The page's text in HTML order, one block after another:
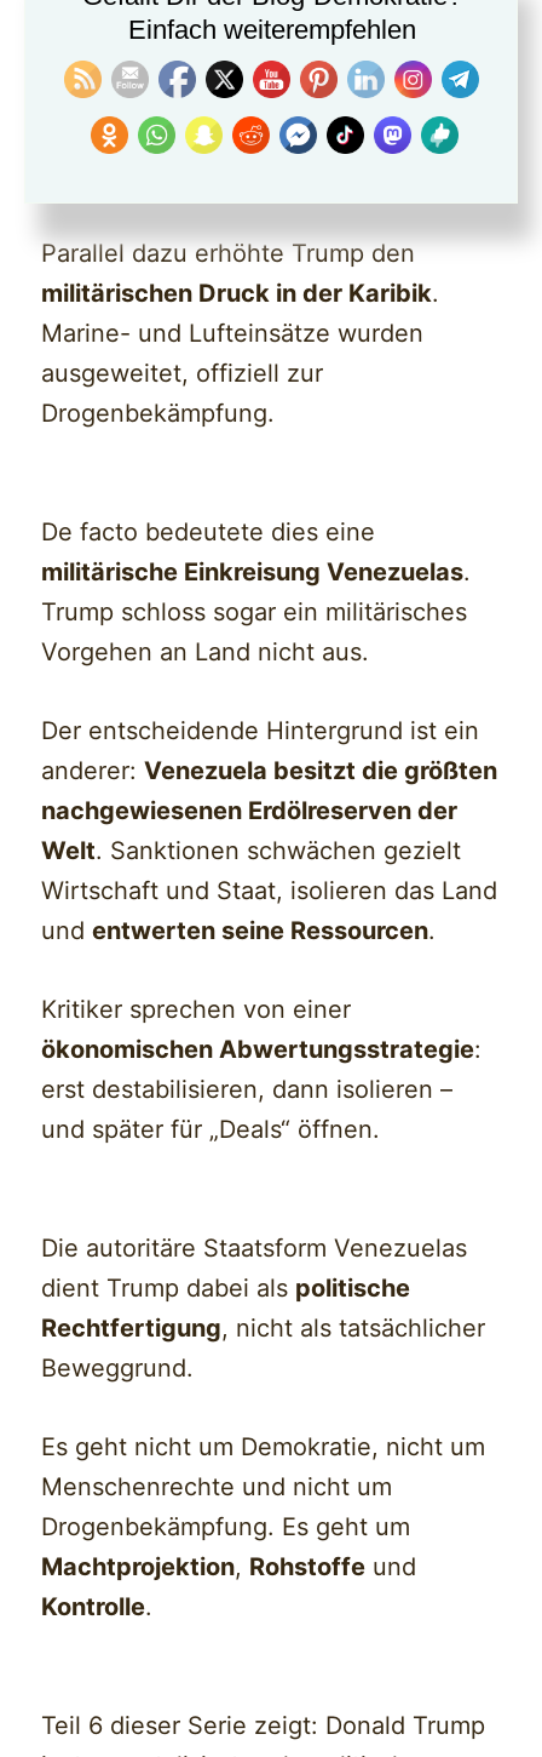
Fachleute weisen seit Jahren darauf
hin, dass der Großteil des Kokains über
andere Länder und Routen in die USA
Parallel dazu erhöhte Trump den
militärischen Druck in der Karibik.
Marine- und Lufteinsätze wurden
ausgeweitet, offiziell zur
Drogenbekämpfung.
De facto bedeutete dies eine
militärische Einkreisung Venezuelas.
Trump schloss sogar ein militärisches
Vorgehen an Land nicht aus.
Der entscheidende Hintergrund ist ein
anderer:Venezuela besitzt die größten
nachgewiesenen Erdölreserven der
Welt. Sanktionen schwächen gezielt
Wirtschaft und Staat, isolieren das Land
undentwerten seine Ressourcen.
Kritiker sprechen von einer
ökonomischen Abwertungsstrategie:
erst destabilisieren, dann isolieren –
und später für „Deals“ öffnen.
Die autoritäre Staatsform Venezuelas
dient Trump dabei als politische
Rechtfertigung, nicht als tatsächlicher
Beweggrund.
Es geht nicht um Demokratie, nicht um
Menschenrechte und nicht um
Drogenbekämpfung. Es geht um
Machtprojektion, Rohstoffe und
Kontrolle.
Teil 6 dieser Serie zeigt: Donald Trump
Einfach weiterempfehlen